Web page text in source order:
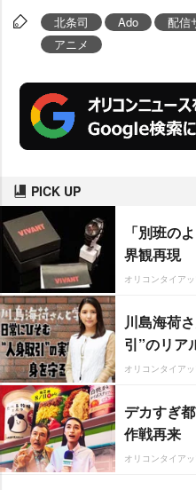
北条司 Ado 配信
アニメ
PICK UP
「別班の
界観再現
オリコンタイア
川島海荷
引”のリア
オリコンタイア
デカすぎ
作戦再来
オリコンタイア